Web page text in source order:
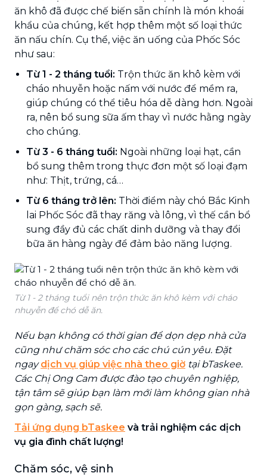
ăn khô đã được chế biến sẵn chính là món khoái
khẩu của chúng, kết hợp thêm một số loại thức
ăn nấu chín. Cụ thể, việc ăn uống của Phốc Sóc
như sau:
Từ 1 - 2 tháng tuổi: Trộn thức ăn khô kèm với
cháo nhuyễn hoặc nấm với nước để mềm ra,
giúp chúng có thể tiêu hóa dễ dàng hơn. Ngoài
ra, nên bổ sung sữa ấm thay vì nước hằng ngày
cho chúng.
Từ 3 - 6 tháng tuổi: Ngoài những loại hạt, cần
bổ sung thêm trong thực đơn một số loại đạm
như: Thịt, trứng, cá…
Từ 6 tháng trở lên: Thời điểm này chó Bắc Kinh
lai Phốc Sóc đã thay răng và lông, vì thế cần bổ
sung đầy đủ các chất dinh dưỡng và thay đổi
bữa ăn hàng ngày để đảm bảo năng lượng.
Từ 1 - 2 tháng tuổi nên trộn thức ăn khô kèm với cháo
nhuyễn để chó dễ ăn.
Nếu bạn không có thời gian để dọn dẹp nhà cửa
cũng như chăm sóc cho các chú cún yêu. Đặt
ngaydịch vụ giúp việc nhà theo giờ tại bTaskee.
Các Chị Ong Cam được đào tạo chuyên nghiệp,
tận tâm sẽ giúp bạn làm mới làm không gian nhà
gọn gàng, sạch sẽ.
Tải ứng dụng bTaskee và trải nghiệm các dịch
vụ gia đình chất lượng!
Chăm sóc, vệ sinh